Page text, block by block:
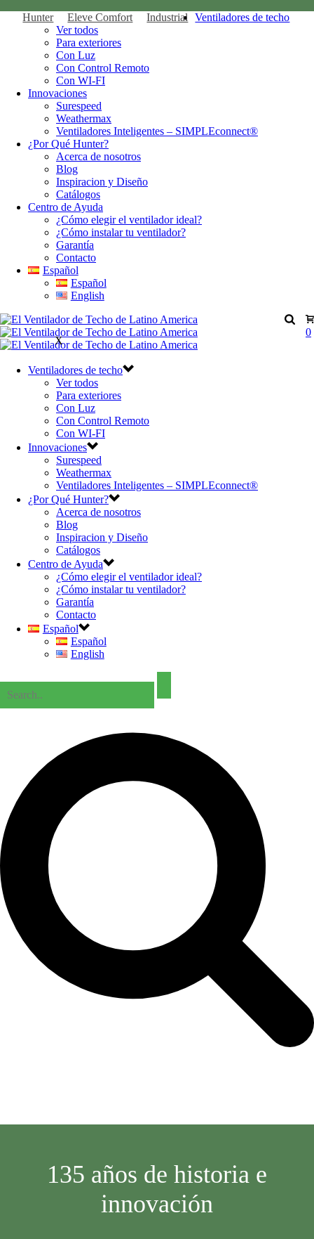
Hunter Eleve Comfort Industrial
Ventiladores de techo
Ver todos
Para exteriores
Con Luz
Con Control Remoto
Con WI-FI
Innovaciones
Surespeed
Weathermax
Ventiladores Inteligentes – SIMPLEconnect®
¿Por Qué Hunter?
Acerca de nosotros
Blog
Inspiracion y Diseño
Catálogos
Centro de Ayuda
¿Cómo elegir el ventilador ideal?
¿Cómo instalar tu ventilador?
Garantía
Contacto
Español
Español
English
0
X
Ventiladores de techo
Ver todos
Para exteriores
Con Luz
Con Control Remoto
Con WI-FI
Innovaciones
Surespeed
Weathermax
Ventiladores Inteligentes – SIMPLEconnect®
¿Por Qué Hunter?
Acerca de nosotros
Blog
Inspiracion y Diseño
Catálogos
Centro de Ayuda
¿Cómo elegir el ventilador ideal?
¿Cómo instalar tu ventilador?
Garantía
Contacto
Español
Español
English
135 años de historia e
innovación